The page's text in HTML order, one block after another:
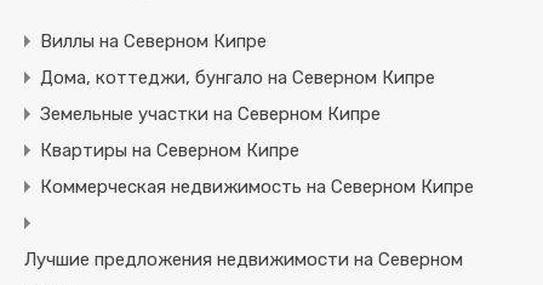
Виллы на Северном Кипре
Дома, коттеджи, бунгало на Северном Кипре
Земельные участки на Северном Кипре
Квартиры на Северном Кипре
Коммерческая недвижимость на Северном Кипре
Лучшие предложения недвижимости на Северном